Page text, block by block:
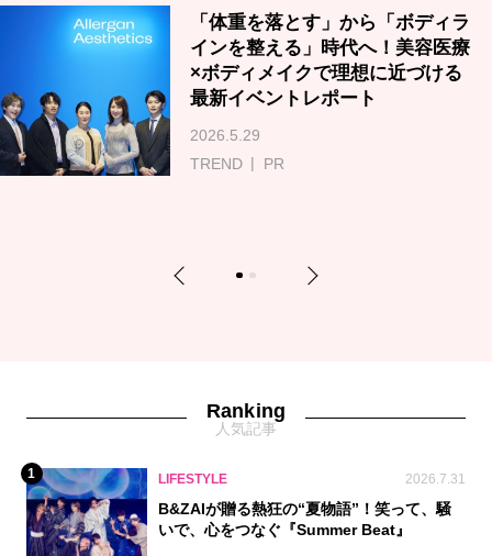
「体重を落とす」から「ボディラ
インを整える」時代へ！美容医療
×ボディメイクで理想に近づける
最新イベントレポート
2026.5.29
TREND
PR
Previous 1 2 Next
Ranking
人気記事
1 LIFESTYLE 2026.7.31
B&ZAIが贈る熱狂の“夏物語”！笑って、騒
いで、心をつなぐ『Summer Beat』